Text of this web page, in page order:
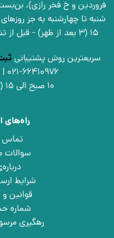
15 (3 بعد از ظهر) - قبل از تشریف آوردن تماس بگیرید
سریعترین روش پشتیبانی
021-66410976 | 09030925756
10 صبح الی 15 (3 بعد از ظهر)
راه‌های
تماس
سوالات
شرایط
قوانین
شماره
رهگیری